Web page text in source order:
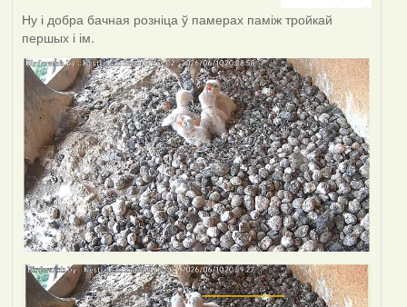
Ну і добра бачная розніца ў памерах паміж тройкай
першых і ім.